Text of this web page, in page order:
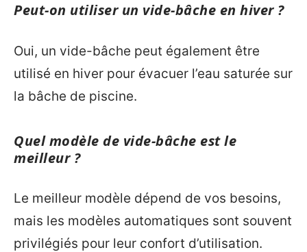
Peut-on utiliser un vide-bâche en hiver ?
Oui, un vide-bâche peut également être
utilisé en hiver pour évacuer l’eau saturée sur
la bâche de piscine.
Quel modèle de vide-bâche est le
meilleur ?
Le meilleur modèle dépend de vos besoins,
mais les modèles automatiques sont souvent
privilégiés pour leur confort d’utilisation.